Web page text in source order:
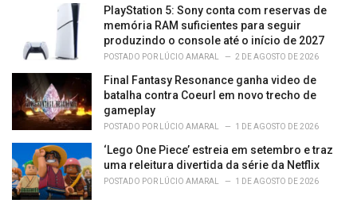
PlayStation 5: Sony conta com reservas de
memória RAM suficientes para seguir
produzindo o console até o início de 2027
POSTADO POR LÚCIO AMARAL 2 DE AGOSTO DE 2026
Final Fantasy Resonance ganha video de
batalha contra Coeurl em novo trecho de
gameplay
POSTADO POR LÚCIO AMARAL 1 DE AGOSTO DE 2026
‘Lego One Piece’ estreia em setembro e traz
uma releitura divertida da série da Netflix
POSTADO POR LÚCIO AMARAL 1 DE AGOSTO DE 2026